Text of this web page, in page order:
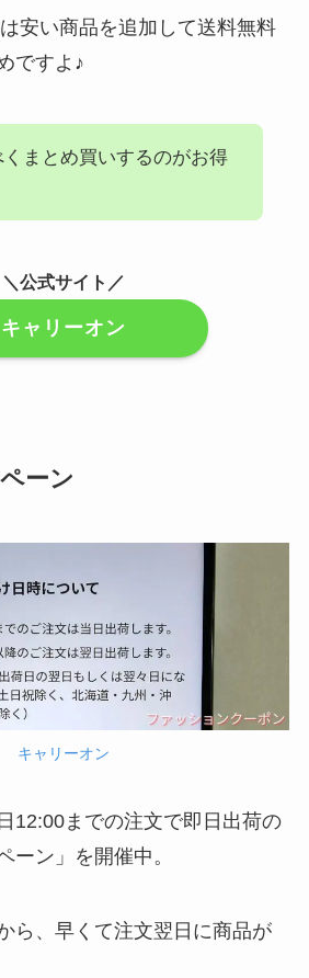
安い商品を追加して送料無料
ですよ♪
くまとめ買いするのがお得
＼公式サイト／
キャリーオン
ーン
キャリーオン
12:00までの注文で即日出荷の
ーン」を開催中。
ら、早くて注文翌日に商品が